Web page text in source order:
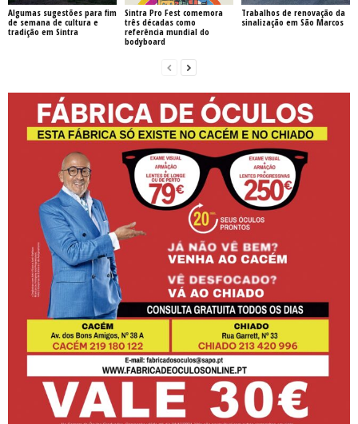
Algumas sugestões para fim
de semana de cultura e
tradição em Sintra
Sintra Pro Fest comemora
três décadas como
referência mundial do
bodyboard
Trabalhos de renovação da
sinalização em São Marcos